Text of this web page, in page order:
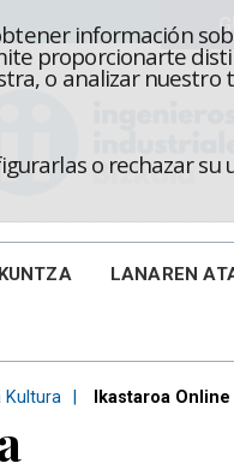
información
proporcionarte
o analizar nuestro
o rechazar su
LANAREN
Kultura Ikastaroa